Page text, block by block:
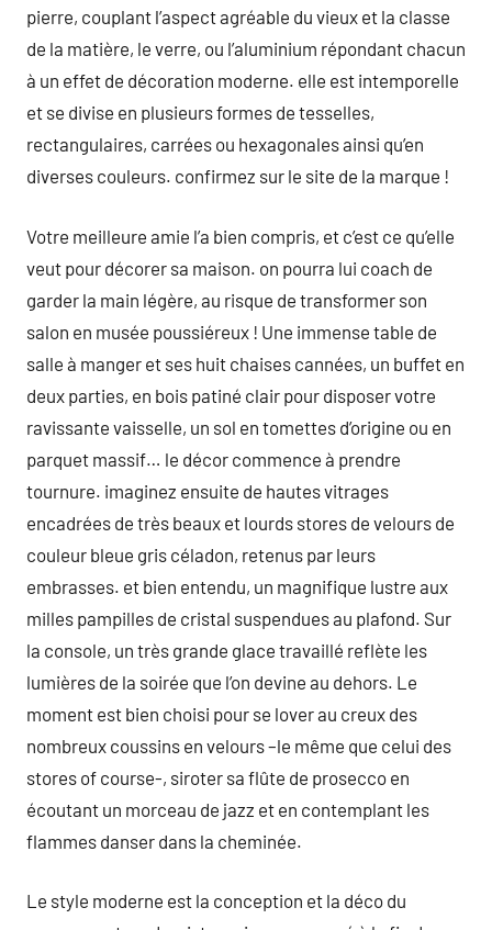
pierre, couplant l’aspect agréable du vieux et la classe
de la matière, le verre, ou l’aluminium répondant chacun
à un effet de décoration moderne. elle est intemporelle
et se divise en plusieurs formes de tesselles,
rectangulaires, carrées ou hexagonales ainsi qu’en
diverses couleurs. confirmez sur le site de la marque !
Votre meilleure amie l’a bien compris, et c’est ce qu’elle
veut pour décorer sa maison. on pourra lui coach de
garder la main légère, au risque de transformer son
salon en musée poussiéreux ! Une immense table de
salle à manger et ses huit chaises cannées, un buffet en
deux parties, en bois patiné clair pour disposer votre
ravissante vaisselle, un sol en tomettes d’origine ou en
parquet massif… le décor commence à prendre
tournure. imaginez ensuite de hautes vitrages
encadrées de très beaux et lourds stores de velours de
couleur bleue gris céladon, retenus par leurs
embrasses. et bien entendu, un magnifique lustre aux
milles pampilles de cristal suspendues au plafond. Sur
la console, un très grande glace travaillé reflète les
lumières de la soirée que l’on devine au dehors. Le
moment est bien choisi pour se lover au creux des
nombreux coussins en velours –le même que celui des
stores of course-, siroter sa flûte de prosecco en
écoutant un morceau de jazz et en contemplant les
flammes danser dans la cheminée.
Le style moderne est la conception et la déco du